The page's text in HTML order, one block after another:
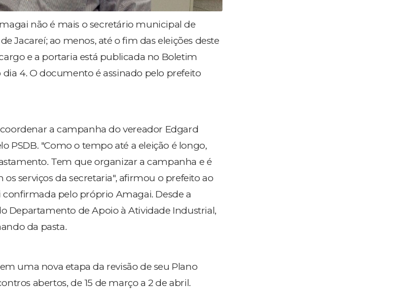
não é mais o secretário municipal de
Jacareí; ao menos, até o fim das eleições deste
e a portaria está publicada no Boletim
4. O documento é assinado pelo prefeito
a campanha do vereador Edgard
PSDB. "Como o tempo até a eleição é longo,
Tem que organizar a campanha e é
serviços da secretaria", afirmou o prefeito ao
confirmada pelo próprio Amagai. Desde a
Departamento de Apoio à Atividade Industrial,
da pasta.
uma nova etapa da revisão de seu Plano
abertos, de 15 de março a 2 de abril.